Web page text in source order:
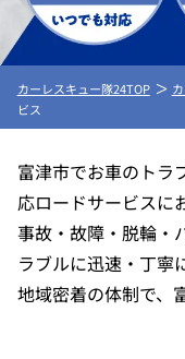
カーレスキュー隊24TOP
ビス
富津市でお車のトラ
応ロードサービスに
事故・故障・脱輪・
ラブルに迅速・丁寧
地域密着の体制で、